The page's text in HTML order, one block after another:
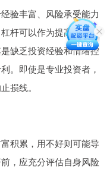
验丰富、风险承受能力
杆可以作为提高资金使
缺乏投资经验和情绪控
。即使是专业投资者，
损线。
积累，用不好则可能导
，应充分评估自身风险